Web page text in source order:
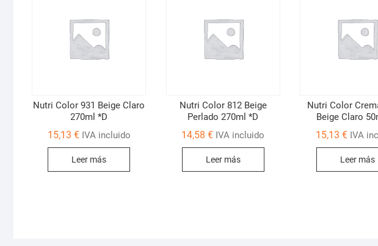
Nutri Color 931 Beige Claro
270ml *D
15,13 € IVA incluido
Leer más
Nutri Color 812 Beige
Perlado 270ml *D
14,58€ IVA incluido
Leer más
Nutri Color
Beige Claro
15,13€ IVA
Leer más